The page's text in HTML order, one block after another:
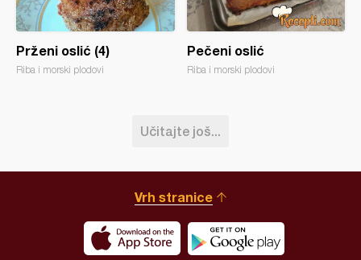
Prženi oslić (4)
Riba i morski plodovi
Pečeni oslić
Riba i morski plodovi
Učitajte još...
Vrh stranice